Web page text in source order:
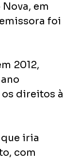
em
foi
2012,
direitos à
que iria
com